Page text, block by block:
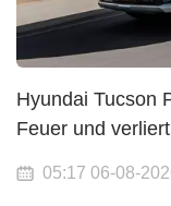
Hyundai Tucson
Feuer und
05:17 06-08-